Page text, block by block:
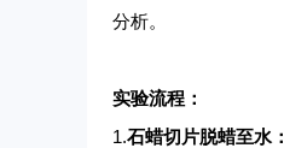
分析。
实验流程：
1.石蜡切片脱蜡至水：